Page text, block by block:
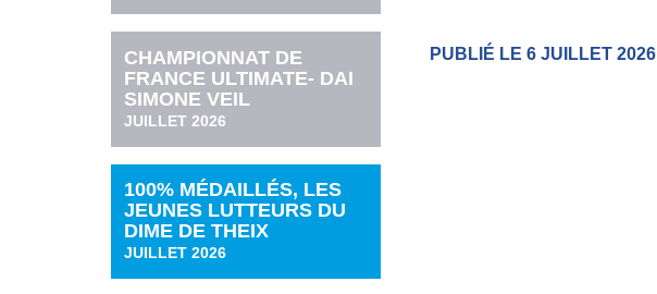
CHAMPIONNAT DE
FRANCE ULTIMATE- DAI
SIMONE VEIL
JUILLET 2026
100% MÉDAILLÉS, LES
JEUNES LUTTEURS DU
DIME DE THEIX
JUILLET 2026
PUBLIÉ LE 6 JUILLET 2026